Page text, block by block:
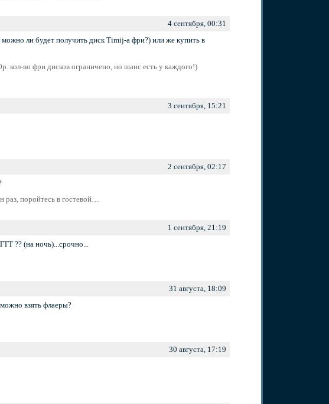
4 сентября, 00:31
можно ли будет получить диск Timij-а фри?) или же купить в
кол-во фри дисков ограничено, но шанс есть у каждого!)
3 сентября, 15:21
2 сентября, 02:17
поройтесь в гостевой…
1 сентября, 21:19
?? (на ночь)...срочно...
31 августа, 18:09
взять флаеры?
30 августа, 17:19